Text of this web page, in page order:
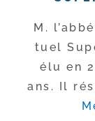
M.
tuel
élu en
ans. Il